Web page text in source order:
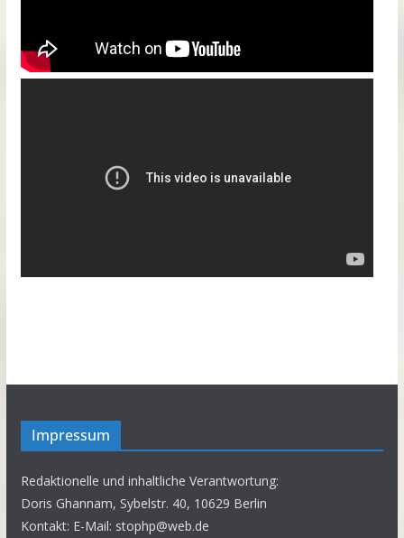
Impressum
Redaktionelle und inhaltliche Verantwortung:
Doris Ghannam, Sybelstr. 40, 10629 Berlin
Kontakt: E-Mail: stophp@web.de